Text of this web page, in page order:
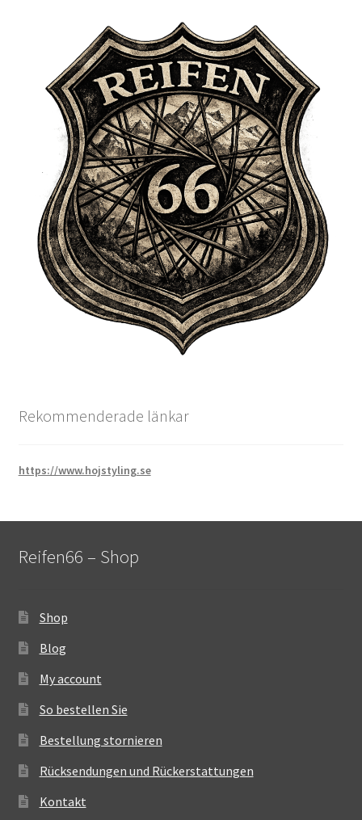
Rekommenderade länkar
https://www.hojstyling.se
Reifen66 – Shop
Shop
Blog
My account
So bestellen Sie
Bestellung stornieren
Rücksendungen und Rückerstattungen
Kontakt